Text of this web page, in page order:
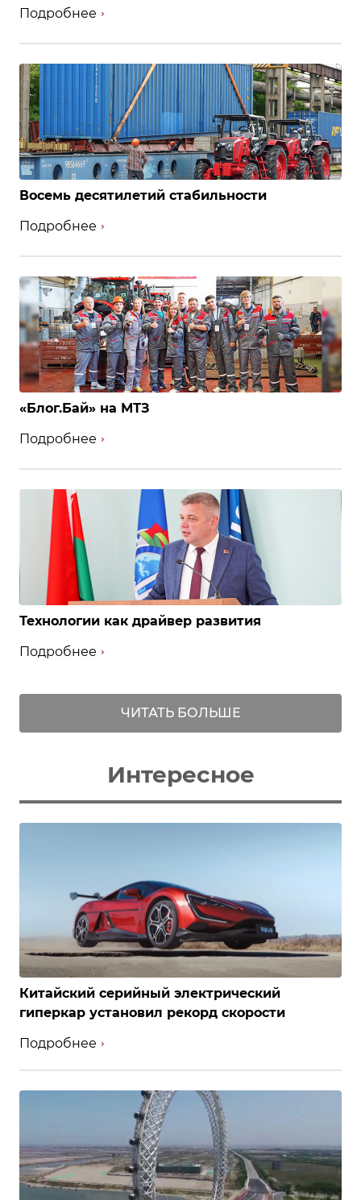
Подробнее
Восемь десятилетий стабильности
Подробнее
«Блог.Бай» на МТЗ
Подробнее
Технологии как драйвер развития
Подробнее
ЧИТАТЬ БОЛЬШЕ
Интересное
Китайский серийный электрический
гиперкар установил рекорд скорости
Подробнее